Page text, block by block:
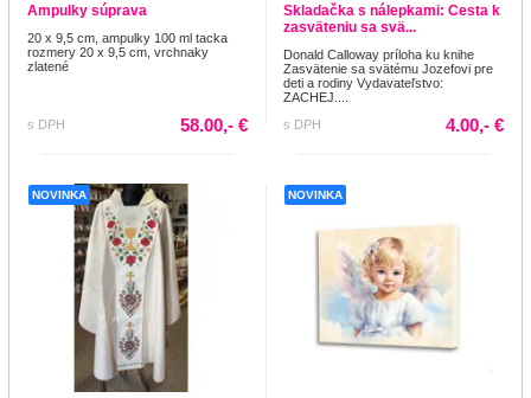
Ampulky súprava
20 x 9,5 cm, ampulky 100 ml tacka
rozmery 20 x 9,5 cm, vrchnaky
zlatené
s DPH 58.00,- €
Skladačka s nálepkami: Cesta k
zasväteniu sa svä...
Donald Calloway príloha ku knihe
Zasvätenie sa svätému Jozefovi pre
deti a rodiny Vydavateľstvo:
ZACHEJ....
s DPH
4.00,- €
NOVINKA NOVINKA